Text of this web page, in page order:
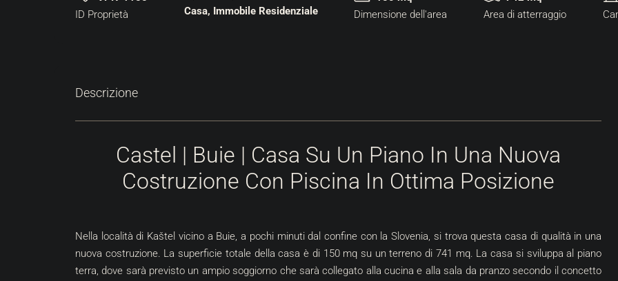
ID Proprietà
Casa, Immobile Residenziale
Dimensione dell'area
Area di atterraggio
Descrizione
Castel | Buie | Casa Su Un Piano In Una Nuova
Costruzione Con Piscina In Ottima Posizione
Nella località di Kaštel vicino a Buie, a pochi minuti dal confine con la Slovenia, si trova questa casa di qualità in una
nuova costruzione. La superficie totale della casa è di 150 mq su un terreno di 741 mq. La casa si sviluppa al piano
terra, dove sarà previsto un ampio soggiorno che sarà collegato alla cucina e alla sala da pranzo secondo il concetto